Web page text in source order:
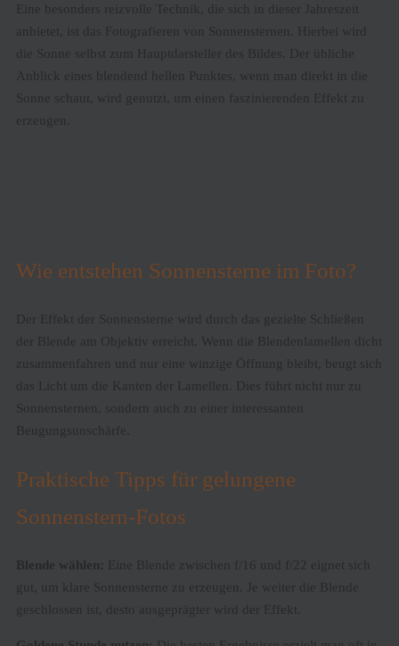
Eine besonders reizvolle Technik, die sich in dieser Jahreszeit
anbietet, ist das Fotografieren von Sonnensternen. Hierbei wird
die Sonne selbst zum Hauptdarsteller des Bildes. Der übliche
Anblick eines blendend hellen Punktes, wenn man direkt in die
Sonne schaut, wird genutzt, um einen faszinierenden Effekt zu
erzeugen.
Wie entstehen Sonnensterne im Foto?
Der Effekt der Sonnensterne wird durch das gezielte Schließen
der Blende am Objektiv erreicht. Wenn die Blendenlamellen dicht
zusammenfahren und nur eine winzige Öffnung bleibt, beugt sich
das Licht um die Kanten der Lamellen. Dies führt nicht nur zu
Sonnensternen, sondern auch zu einer interessanten
Beugungsunschärfe.
Praktische Tipps für gelungene
Sonnenstern-Fotos
Blende wählen: Eine Blende zwischen f/16 und f/22 eignet sich
gut, um klare Sonnensterne zu erzeugen. Je weiter die Blende
geschlossen ist, desto ausgeprägter wird der Effekt.